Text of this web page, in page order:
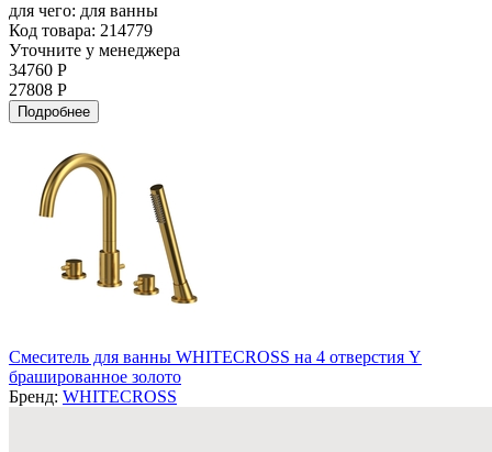
для чего: для ванны
Код товара: 214779
Уточните у менеджера
34760 Р
27808 Р
Подробнее
Смеситель для ванны WHITECROSS на 4 отверстия Y
брашированное золото
Бренд: WHITECROSS